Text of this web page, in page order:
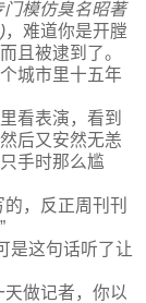
模仿臭名昭著
，难道你是开膛
且被逮到了。
城市里十五年
看表演，看到
后又安然无恙
手时那么尴
，反正周刊刊
是这句话听了让
做记者，你以